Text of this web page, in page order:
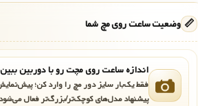
📏 وضعیت ساعت روی مچ شما
اندازه ساعت روی مچت رو با دوربین ببین
فقط یک‌بار سایز دور مچ را وارد کن؛
پیشنهاد مدل‌های کوچک‌تر/بزرگ‌تر فعال